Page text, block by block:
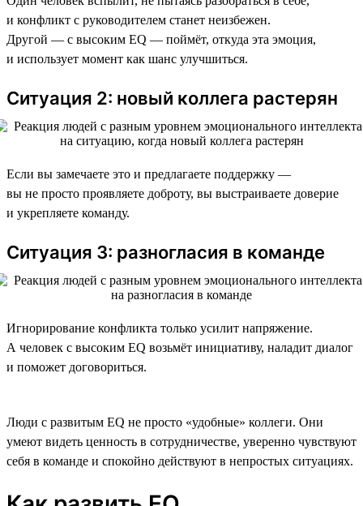
и конфликт с руководителем станет неизбежен.
Другой — с высоким EQ — поймёт, откуда эта эмоция,
и использует момент как шанс улучшиться.
Ситуация 2: новый коллега растерян
Если вы замечаете это и предлагаете поддержку —
вы не просто проявляете доброту, вы выстраиваете доверие
и укрепляете команду.
Ситуация 3: разногласия в команде
Игнорирование конфликта только усилит напряжение.
А человек с высоким EQ возьмёт инициативу, наладит диалог
и поможет договориться.
Люди с развитым EQ не просто «удобные» коллеги. Они
умеют видеть ценность в сотрудничестве, уверенно чувствуют
себя в команде и спокойно действуют в непростых ситуациях.